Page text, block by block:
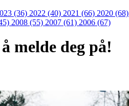
(36) 2022 (40) 2021 (66) 2020 (68)
2008 (55) 2007 (61) 2006 (67)
melde deg på!